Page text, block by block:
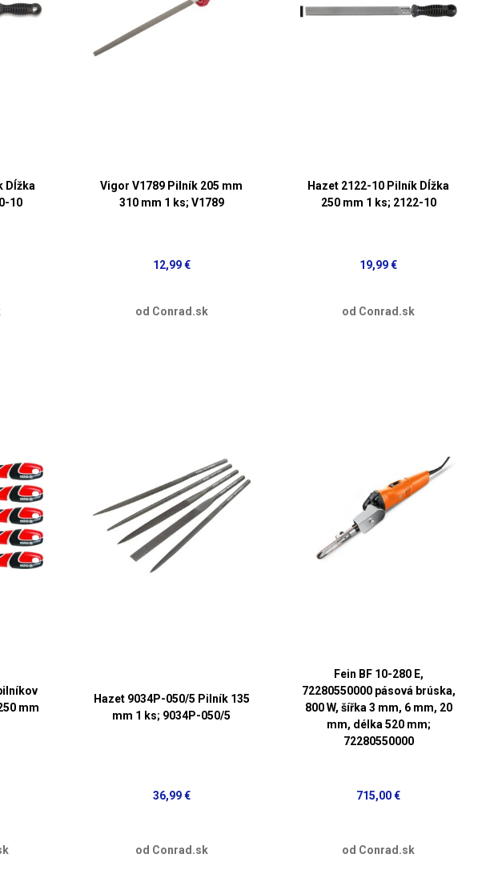
Dĺžka
10
Vigor V1789 Pilník 205 mm
310 mm 1 ks; V1789
12,99 €
od Conrad.sk
Hazet 2122-10 Pilník Dĺžka
250 mm 1 ks; 2122-10
19,99 €
od Conrad.sk
mm
Hazet 9034P-050/5 Pilník 135
mm 1 ks; 9034P-050/5
36,99 €
od Conrad.sk
Fein BF 10-280 E,
72280550000 pásová brúska,
800 W, šířka 3 mm, 6 mm, 20
mm, délka 520 mm;
72280550000
715,00 €
od Conrad.sk